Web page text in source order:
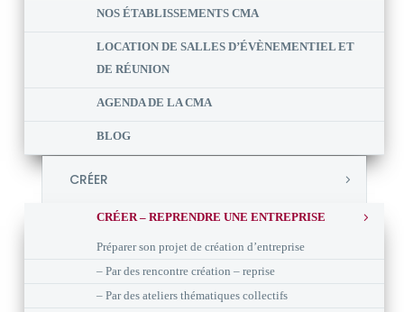
NOS ÉTABLISSEMENTS CMA
LOCATION DE SALLES D’ÉVÈNEMENTIEL ET
DE RÉUNION
AGENDA DE LA CMA
BLOG
CRÉER
CRÉER – REPRENDRE UNE ENTREPRISE
Préparer son projet de création d’entreprise
– Par des rencontre création – reprise
– Par des ateliers thématiques collectifs